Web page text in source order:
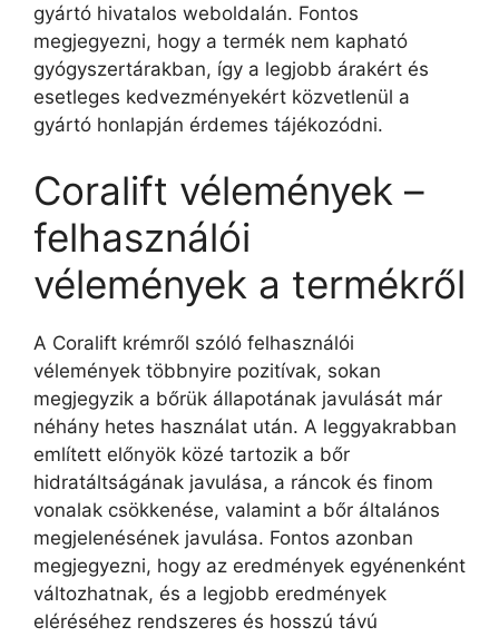
gyártó hivatalos weboldalán. Fontos
megjegyezni, hogy a termék nem kapható
gyógyszertárakban, így a legjobb árakért és
esetleges kedvezményekért közvetlenül a
gyártó honlapján érdemes tájékozódni.
Coralift vélemények –
felhasználói
vélemények a termékről
A Coralift krémről szóló felhasználói
vélemények többnyire pozitívak, sokan
megjegyzik a bőrük állapotának javulását már
néhány hetes használat után. A leggyakrabban
említett előnyök közé tartozik a bőr
hidratáltságának javulása, a ráncok és finom
vonalak csökkenése, valamint a bőr általános
megjelenésének javulása. Fontos azonban
megjegyezni, hogy az eredmények egyénenként
változhatnak, és a legjobb eredmények
eléréséhez rendszeres és hosszú távú